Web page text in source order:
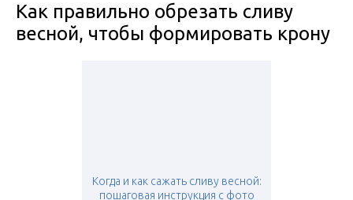
Как правильно обрезать сливу
весной, чтобы формировать крону
Когда и как сажать сливу весной:
пошаговая инструкция с фото